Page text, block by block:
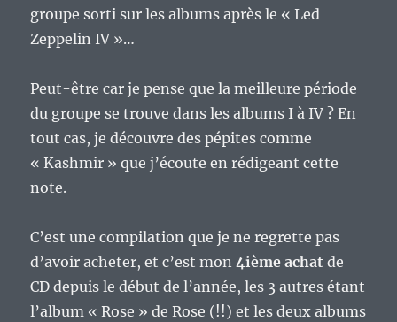
groupe sorti sur les albums après le « Led
Zeppelin IV »…
Peut-être car je pense que la meilleure période
du groupe se trouve dans les albums I à IV ? En
tout cas, je découvre des pépites comme
« Kashmir » que j’écoute en rédigeant cette
note.
C’est une compilation que je ne regrette pas
d’avoir acheter, et c’est mon4ième achat de
CD depuis le début de l’année, les 3 autres étant
l’album « Rose » de Rose (!!) et les deux albums